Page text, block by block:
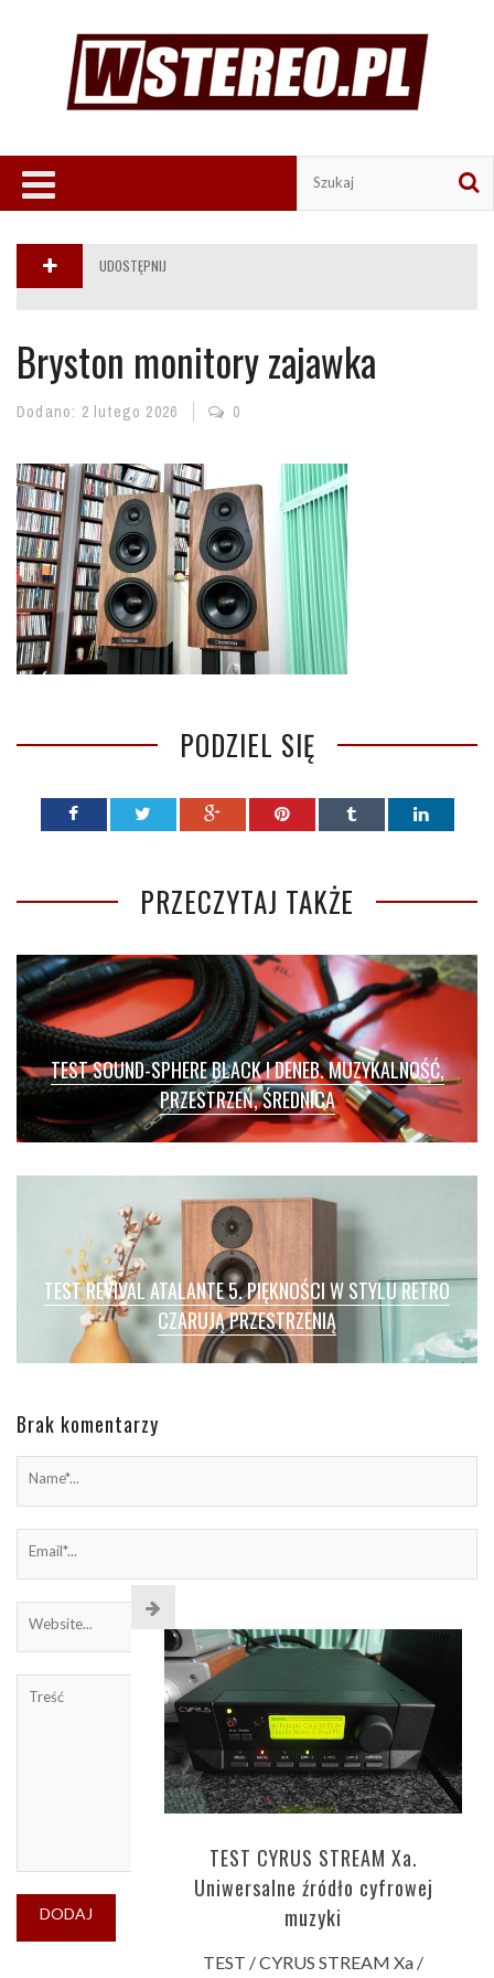
UDOSTĘPNIJ
Bryston monitory zajawka
Dodano: 2 lutego 2026 0
PODZIEL SIĘ
PRZECZYTAJ TAKŻE
TEST SOUND-SPHERE BLACK I DENEB. MUZYKALNOŚĆ,
PRZESTRZEŃ, ŚREDNICA
TEST REVIVAL ATALANTE 5. PIĘKNOŚCI W STYLU RETRO
CZARUJĄ PRZESTRZENIĄ
Brak komentarzy
TEST CYRUS STREAM Xa.
Uniwersalne źródło cyfrowej
muzyki
TEST / CYRUS STREAM Xa /